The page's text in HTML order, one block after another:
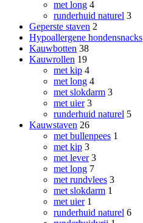
met long 4
runderhuid naturel 3
Geperste staven 2
Hypoallergene hondensnacks
Kauwbotten 38
Kauwrollen 19
met kip 4
met long 4
met slokdarm 3
met uier 3
runderhuid naturel 5
Kauwstaven 26
met bullenpees 1
met kip 3
met lever 3
met long 7
met rundvlees 3
met slokdarm 1
met uier 1
runderhuid naturel 6